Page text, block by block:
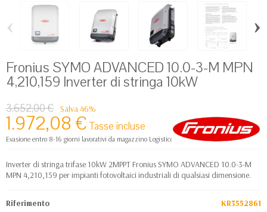
‹ ›
Fronius SYMO ADVANCED 10.0-3-M MPN
4,210,159 Inverter di stringa 10kW
3.652,00 € Salva 46%
1.972,08 € Tasse incluse
Evasione entro 8-16 giorni lavorativi da magazzino Logistico Europa
Inverter di stringa trifase 10kW 2MPPT Fronius SYMO ADVANCED 10.0-3-M
MPN 4,210,159 per impianti fotovoltaici industriali di qualsiasi dimensione.
Riferimento KR3552861